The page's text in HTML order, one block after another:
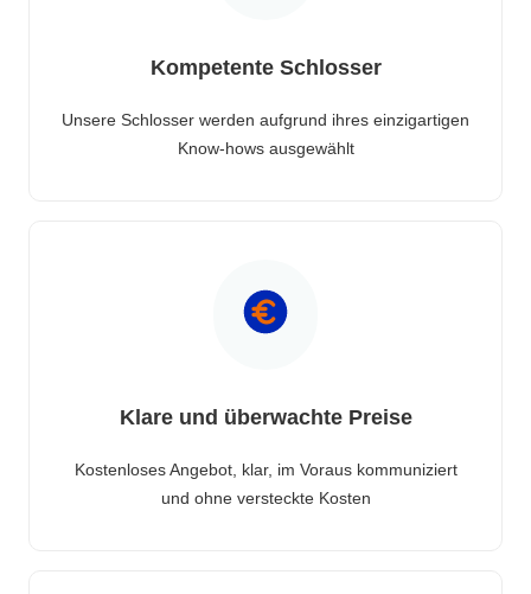
Kompetente Schlosser
Unsere Schlosser werden aufgrund ihres einzigartigen
Know-hows ausgewählt
Klare und überwachte Preise
Kostenloses Angebot, klar, im Voraus kommuniziert
und ohne versteckte Kosten